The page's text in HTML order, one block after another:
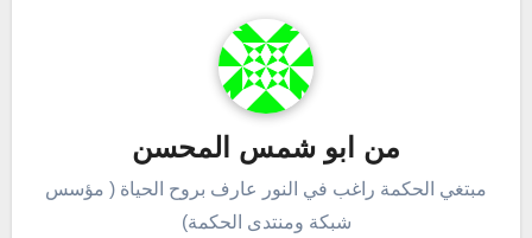
من ابو شمس المحسن
مبتغي الحكمة راغب في النور عارف بروح الحياة ( مؤسس
شبكة ومنتدى الحكمة)